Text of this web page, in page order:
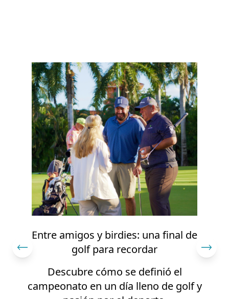
Con estos avances de obra cerramos
el 2024 en K’uub
Nuestro compromiso por K'uub sigue
firme.